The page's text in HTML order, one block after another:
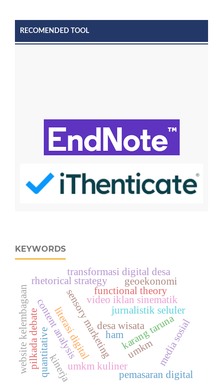
RECOMENDED TOOL
KEYWORDS
jurnalistik seluler
karang taruna
literasi digital media sosial
umkm kuliner
pemasaran digital
video iklan sinematik
sensory marketing
content analysis
pilkada debatequantitative
rhetorical strategy
functional theory
transformasi digital desa
desa wisata
website kelembagaan umkm
kinerja
geoekonomi
ham